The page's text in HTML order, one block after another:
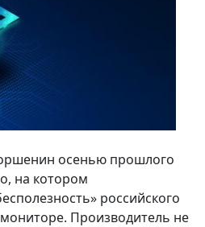
осенью прошлого
на котором
российского
Производитель не